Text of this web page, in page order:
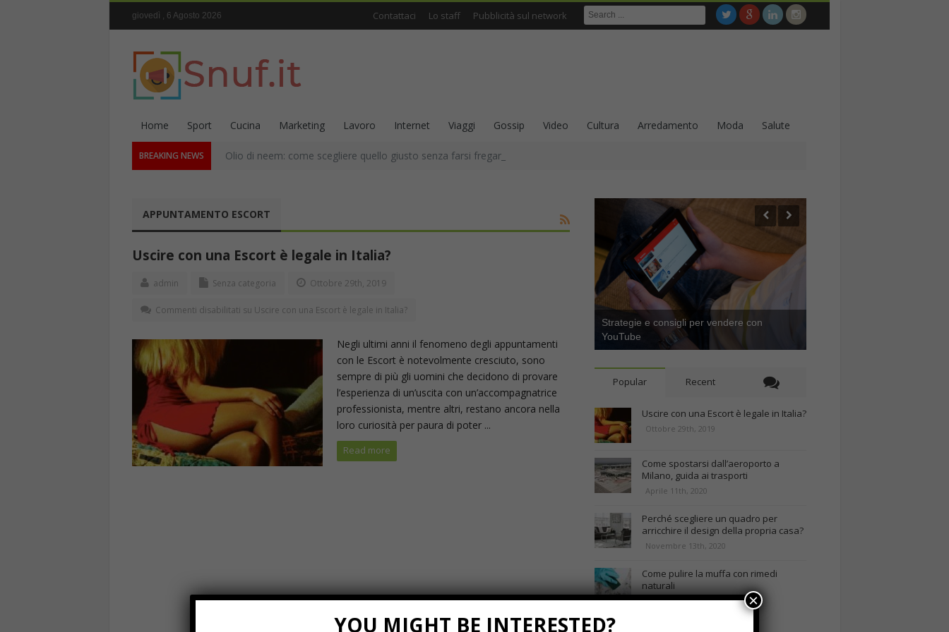
giovedì , 6 Agosto 2026 Contattaci Lo staff Pubblicità sul network
Home Sport Cucina Marketing Lavoro Internet Viaggi Gossip Video Cultura Arredamento Moda Salute
BREAKING NEWS Olio di neem: come scegliere quello giusto senza farsi fregare dalla parola “naturale”
APPUNTAMENTO ESCORT
Uscire con una Escort è legale in Italia?
admin Senza categoria Ottobre 29th, 2019
Commenti disabilitati su Uscire con una Escort è legale in Italia?
Negli ultimi anni il fenomeno degli appuntamenti
con le Escort è notevolmente cresciuto, sono
sempre di più gli uomini che decidono di provare
l’esperienza di un’uscita con un’accompagnatrice
professionista, mentre altri, restano ancora nella
loro curiosità per paura di poter ...
Read more
Strategie e consigli per vendere con
YouTube
Popular Recent
Uscire con una Escort è legale in Italia?
Ottobre 29th, 2019
Come spostarsi dall’aeroporto a
Milano, guida ai trasporti
Aprile 11th, 2020
Perché scegliere un quadro per
arricchire il design della propria casa?
Novembre 13th, 2020
Come pulire la muffa con rimedi
naturali
Ottobre 25th, 2020
YOU MIGHT BE INTERESTED?
×